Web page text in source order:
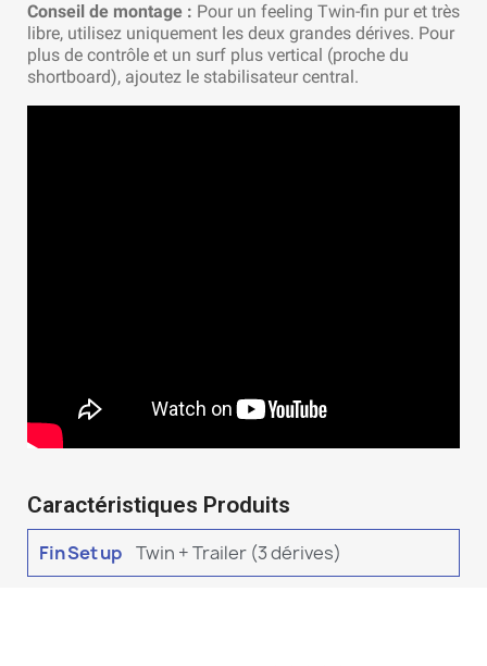
Conseil de montage : Pour un feeling Twin-fin pur et très
libre, utilisez uniquement les deux grandes dérives. Pour
plus de contrôle et un surf plus vertical (proche du
shortboard), ajoutez le stabilisateur central.
Caractéristiques Produits
Fin Set up Twin + Trailer (3 dérives)